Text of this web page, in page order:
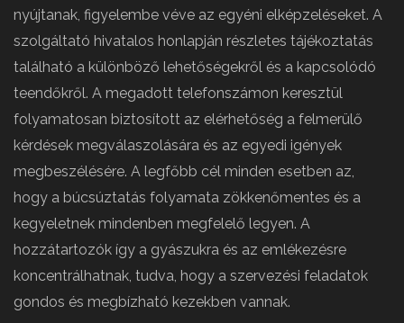
nyújtanak, figyelembe véve az egyéni elképzeléseket. A
szolgáltató hivatalos honlapján részletes tájékoztatás
található a különböző lehetőségekről és a kapcsolódó
teendőkről. A megadott telefonszámon keresztül
folyamatosan biztosított az elérhetőség a felmerülő
kérdések megválaszolására és az egyedi igények
megbeszélésére. A legfőbb cél minden esetben az,
hogy a búcsúztatás folyamata zökkenőmentes és a
kegyeletnek mindenben megfelelő legyen. A
hozzátartozók így a gyászukra és az emlékezésre
koncentrálhatnak, tudva, hogy a szervezési feladatok
gondos és megbízható kezekben vannak.